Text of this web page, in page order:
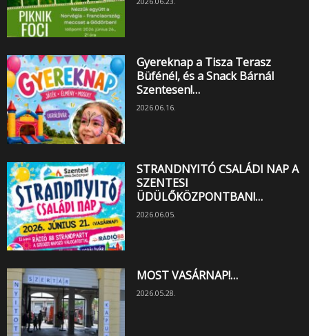
Gyereknap a Tisza Terasz
Büfénél, és a Snack Bárnál
Szentesen!…
2026.06.16.
STRANDNYITÓ CSALÁDI NAP A
SZENTESI
ÜDÜLŐKÖZPONTBAN!…
2026.06.05.
MOST VASÁRNAP!…
2026.05.28.